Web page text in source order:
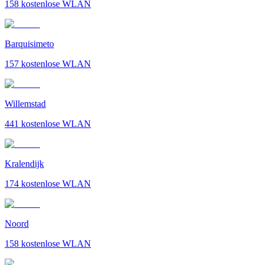
158 kostenlose WLAN
Barquisimeto
157 kostenlose WLAN
Willemstad
441 kostenlose WLAN
Kralendijk
174 kostenlose WLAN
Noord
158 kostenlose WLAN